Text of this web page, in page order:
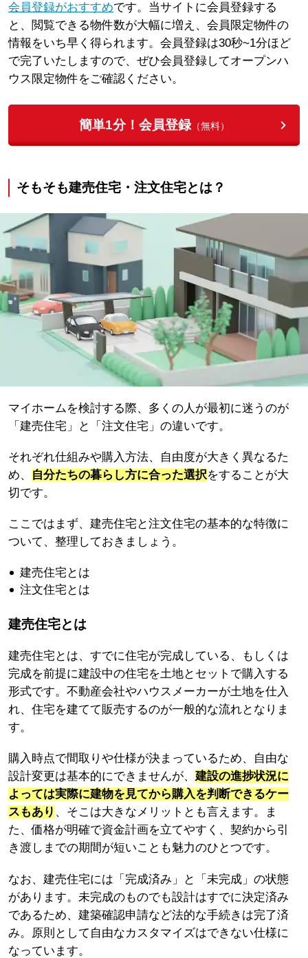
会員登録がおすすめです。当サイトに会員登録する
と、閲覧できる物件数が大幅に増え、会員限定物件の
情報をいち早く得られます。会員登録は30秒~1分ほど
で完了いたしますので、ぜひ会員登録してオープンハ
ウス限定物件をご確認ください。
簡単1分！会員登録（無料）
そもそも建売住宅・注文住宅とは？
マイホームを検討する際、多くの人が最初に迷うのが
「建売住宅」と「注文住宅」の違いです。
それぞれ仕組みや購入方法、自由度が大きく異なるた
め、
自分たちの暮らし方に合った選択をすることが大
切です。
ここではまず、建売住宅と注文住宅の基本的な特徴に
ついて、整理しておきましょう。
建売住宅とは
注文住宅とは
建売住宅とは
建売住宅とは、すでに住宅が完成している、もしくは
完成を前提に建設中の住宅を土地とセットで購入する
形式です。不動産会社やハウスメーカーが土地を仕入
れ、住宅を建てて販売するのが一般的な流れとなりま
す。
購入時点で間取りや仕様が決まっているため、自由な
設計変更は基本的にできませんが、 建設の進捗状況に
よっては実際に建物を見てから購入を判断できるケー
スもあり 、そこは大きなメリットとも言えます。ま
た、価格が明確で資金計画を立てやすく、契約から引
き渡しまでの期間が短いことも魅力のひとつです。
なお、建売住宅には「完成済み」と「未完成」の状態
があります。未完成のものでも設計はすでに決定済み
であるため、建築確認申請など法的な手続きは完了済
み。原則として自由なカスタマイズはできない仕様に
なっています。